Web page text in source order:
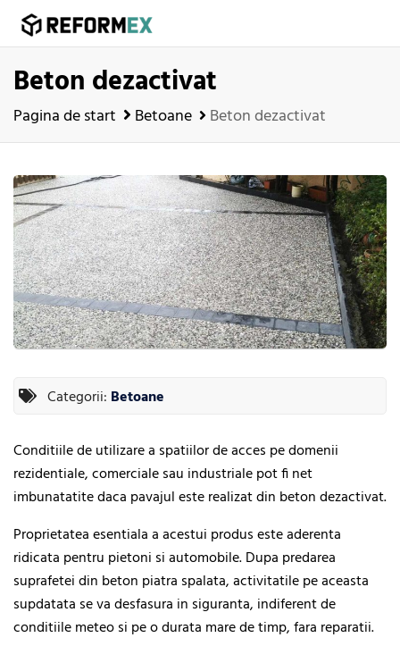
Beton dezactivat
Pagina de start Betoane Beton dezactivat
Categorii: Betoane
Conditiile de utilizare a spatiilor de acces pe domenii
rezidentiale, comerciale sau industriale pot fi net
imbunatatite daca pavajul este realizat din beton dezactivat.
Proprietatea esentiala a acestui produs este aderenta
ridicata pentru pietoni si automobile. Dupa predarea
suprafetei din beton piatra spalata, activitatile pe aceasta
supdatata se va desfasura in siguranta, indiferent de
conditiile meteo si pe o durata mare de timp, fara reparatii.